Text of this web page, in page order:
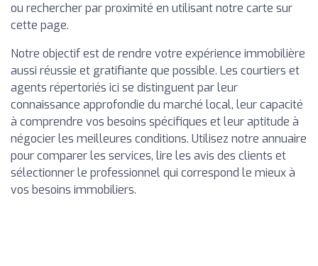
ou rechercher par proximité en utilisant notre carte sur
cette page.
Notre objectif est de rendre votre expérience immobilière
aussi réussie et gratifiante que possible. Les courtiers et
agents répertoriés ici se distinguent par leur
connaissance approfondie du marché local, leur capacité
à comprendre vos besoins spécifiques et leur aptitude à
négocier les meilleures conditions. Utilisez notre annuaire
pour comparer les services, lire les avis des clients et
sélectionner le professionnel qui correspond le mieux à
vos besoins immobiliers.